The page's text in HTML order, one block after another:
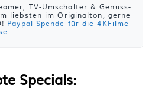
TV-Umschalter & Genuss-
liebsten im Originalton, gerne
Paypal-Spende für die 4KFilme-
Specials: